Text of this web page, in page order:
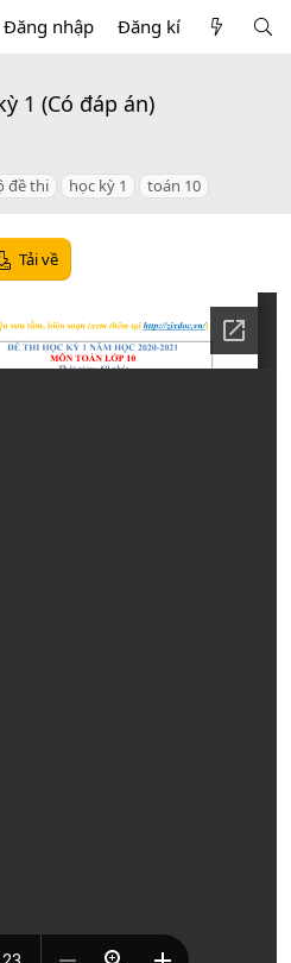
Đăng nhập Đăng kí
1 (Có đáp án)
đề thi học kỳ 1 toán 10
Tải về